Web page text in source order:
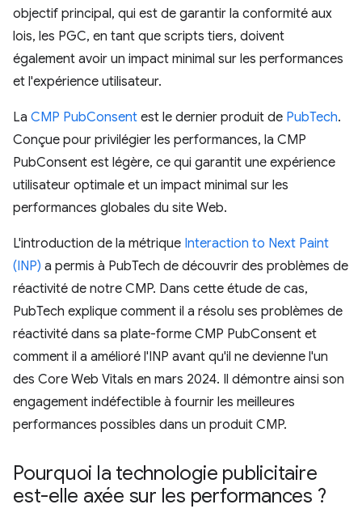
objectif principal, qui est de garantir la conformité aux
lois, les PGC, en tant que scripts tiers, doivent
également avoir un impact minimal sur les performances
et l'expérience utilisateur.
La CMP PubConsent est le dernier produit de PubTech.
Conçue pour privilégier les performances, la CMP
PubConsent est légère, ce qui garantit une expérience
utilisateur optimale et un impact minimal sur les
performances globales du site Web.
L'introduction de la métrique Interaction to Next Paint
(INP) a permis à PubTech de découvrir des problèmes de
réactivité de notre CMP. Dans cette étude de cas,
PubTech explique comment il a résolu ses problèmes de
réactivité dans sa plate-forme CMP PubConsent et
comment il a amélioré l'INP avant qu'il ne devienne l'un
des Core Web Vitals en mars 2024. Il démontre ainsi son
engagement indéfectible à fournir les meilleures
performances possibles dans un produit CMP.
Pourquoi la technologie publicitaire
est-elle axée sur les performances ?